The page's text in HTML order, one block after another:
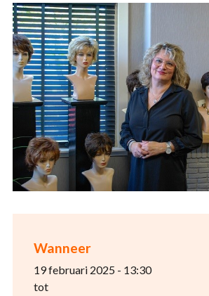
Wanneer
19 februari 2025 - 13:30
tot